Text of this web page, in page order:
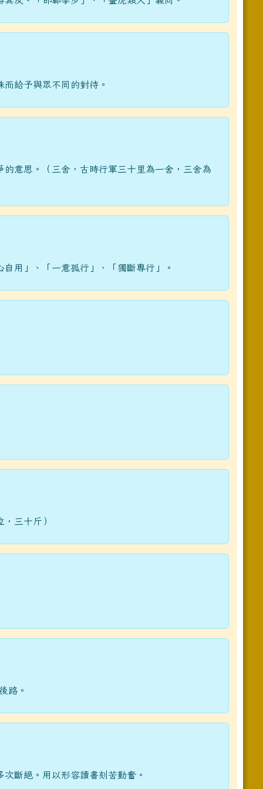
給予與眾不同的對待。
意思。（三舍，古時行軍三十里為一舍，三舍為
用」、「一意孤行」、「獨斷專行」。
三十斤）
路。
斷絕。用以形容讀書刻苦勤奮。